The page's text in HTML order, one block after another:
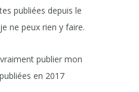
publiées depuis le
ne peux rien y faire.
publier mon
en 2017